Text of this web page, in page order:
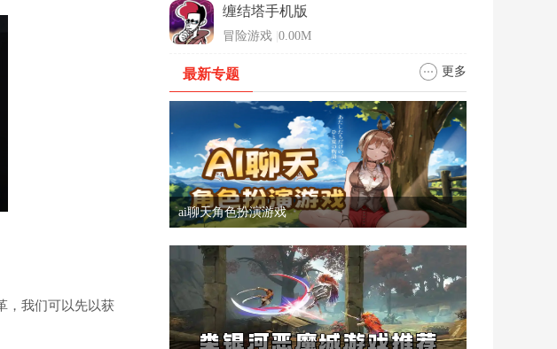
，我们可以先以获
缠结塔手机版
冒险游戏 0.00M
最新专题 更多
ai聊天角色扮演游戏